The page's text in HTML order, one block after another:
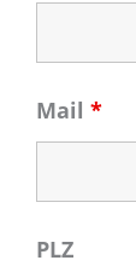
Mail *
PLZ